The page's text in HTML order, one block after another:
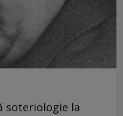
soteriologie la